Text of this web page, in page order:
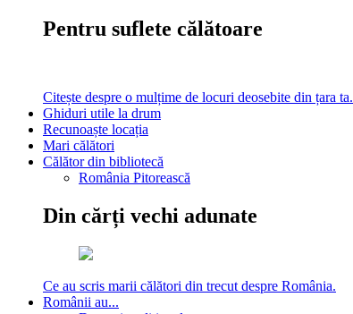
Pentru suflete călătoare
Citește despre o mulțime de locuri deosebite din țara ta.
Ghiduri utile la drum
Recunoaște locația
Mari călători
Călător din bibliotecă
România Pitorească
Din cărți vechi adunate
Ce au scris marii călători din trecut despre România.
Românii au...